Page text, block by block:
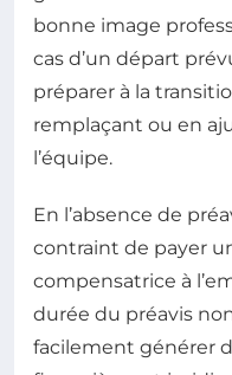
bonne image
cas d’un départ
préparer à la
remplaçant ou en
l’équipe.
En l’absence de
contraint de payer
compensatrice à
durée du préavis
facilement générer